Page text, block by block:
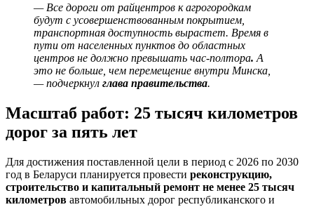
— Все дороги от райцентров к агрогородкам
будут с усовершенствованным покрытием,
транспортная доступность вырастет. Время в
пути от населенных пунктов до областных
центров не должно превышать час-полтора. А
это не больше, чем перемещение внутри Минска,
— подчеркнул глава правительства.
Масштаб работ: 25 тысяч километров
дорог за пять лет
Для достижения поставленной цели в период с 2026 по 2030
год в Беларуси планируется провести реконструкцию,
строительство и капитальный ремонт не менее 25 тысяч
километров автомобильных дорог республиканского и